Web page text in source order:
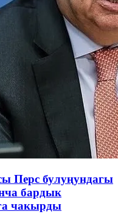
Перс булуңундагы
бардык
чакырды